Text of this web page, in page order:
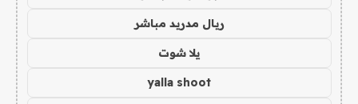
ريال مدريد مباشر
يلا شوت
yalla shoot